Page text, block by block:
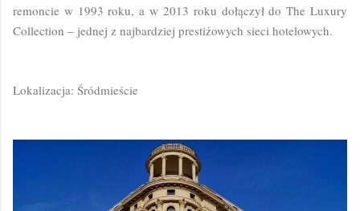
remoncie w 1993 roku, a w 2013 roku dołączył do The Luxury
Collection – jednej z najbardziej prestiżowych sieci hotelowych.
Lokalizacja: Śródmieście